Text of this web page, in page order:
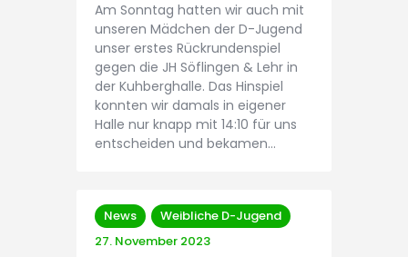
Am Sonntag hatten wir auch mit
unseren Mädchen der D-Jugend
unser erstes Rückrundenspiel
gegen die JH Söflingen & Lehr in
der Kuhberghalle. Das Hinspiel
konnten wir damals in eigener
Halle nur knapp mit 14:10 für uns
entscheiden und bekamen…
News
Weibliche D-Jugend
27. November 2023